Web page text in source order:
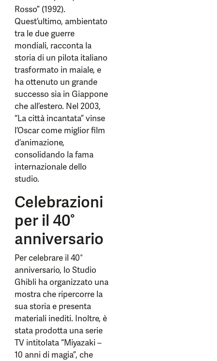
Rosso” (1992).
Quest’ultimo, ambientato
tra le due guerre
mondiali, racconta la
storia di un pilota italiano
trasformato in maiale, e
ha ottenuto un grande
successo sia in Giappone
che all’estero. Nel 2003,
“La città incantata” vinse
l’Oscar come miglior film
d’animazione,
consolidando la fama
internazionale dello
studio.
Celebrazioni
per il 40°
anniversario
Per celebrare il 40°
anniversario, lo Studio
Ghibli ha organizzato una
mostra che ripercorre la
sua storia e presenta
materiali inediti. Inoltre, è
stata prodotta una serie
TV intitolata “Miyazaki –
10 anni di magia”, che